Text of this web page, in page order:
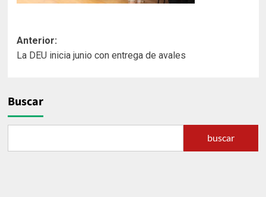
Navegación
de
Anterior:
La DEU inicia junio con entrega de avales
Buscar
buscar